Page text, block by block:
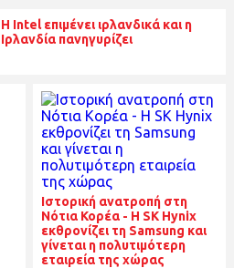
Η Intel επιμένει ιρλανδικά και η
Ιρλανδία πανηγυρίζει
Ιστορική ανατροπή στη
Νότια Κορέα - Η SK Hynix
εκθρονίζει τη Samsung και
γίνεται η πολυτιμότερη
εταιρεία της χώρας